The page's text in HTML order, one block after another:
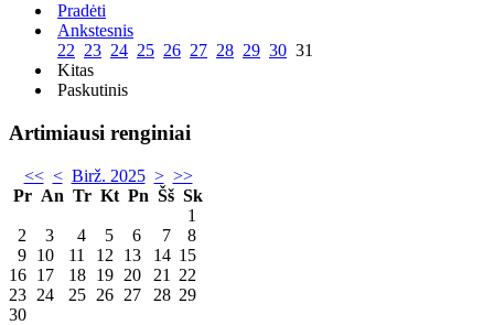
Pradėti
Ankstesnis
22 23 24 25 26 27 28 29 30 31
Kitas
Paskutinis
Artimiausi renginiai
<< < Birž. 2025 > >>
Pr An Tr Kt Pn Šš Sk
1
2
3 4 5 6 7
8
9 10 11 12 13 14 15
16 17 18 19 20 21
22
23 24 25 26 27 28 29
30